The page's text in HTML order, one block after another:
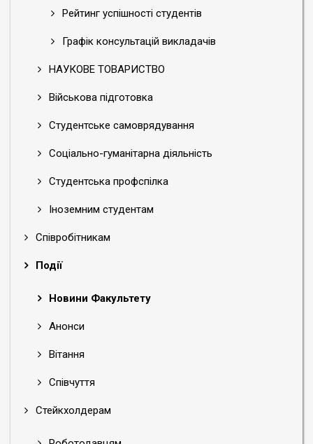
Рейтинг успішності студентів
Графік консультацій викладачів
НАУКОВЕ ТОВАРИСТВО
Військова підготовка
Студентське самоврядування
Соціально-гуманітарна діяльність
Студентська профспілка
Іноземним студентам
Співробітникам
Події
Новини Факультету
Анонси
Вітання
Співчуття
Стейкхолдерам